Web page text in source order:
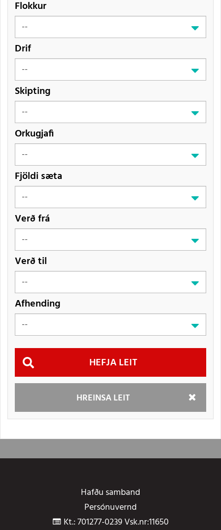
Flokkur
Drif
Skipting
Orkugjafi
Fjöldi sæta
Verð frá
Verð til
Afhending
HREINSA LEIT
Hefja
Hafðu samband
Persónuvernd
Kt.: 701277-0239 Vsk.nr:11650